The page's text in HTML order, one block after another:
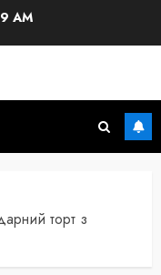
AM
торт з